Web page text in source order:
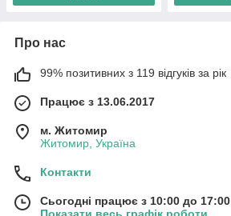
Про нас
99% позитивних з 119 відгуків за рік
Працює з 13.06.2017
м. Житомир
Житомир, Україна
Контакти
Сьогодні працює з 10:00 до 17:00
Показати весь графік роботи